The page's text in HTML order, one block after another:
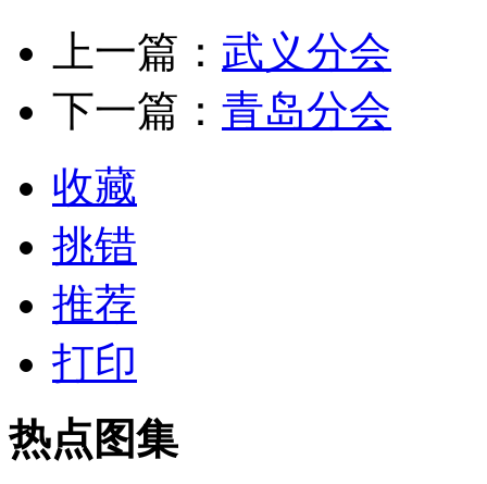
上一篇： 武义分会
下一篇： 青岛分会
收藏
挑错
推荐
打印
热点图集